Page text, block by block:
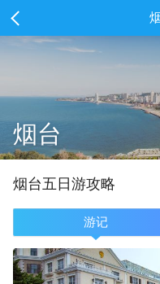
烟台
烟台五 日游攻略
游记